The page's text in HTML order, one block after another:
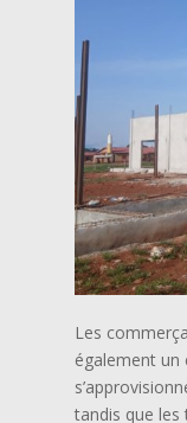
Les
également
tandis que